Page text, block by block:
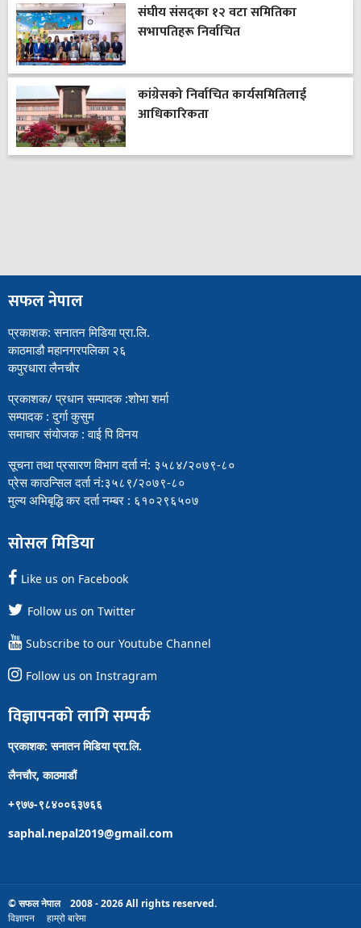
संघीय संसद्का १२ वटा समितिका
सभापतिहरू निर्वाचित
कांग्रेसको निर्वाचित कार्यसमितिलाई
आधिकारिकता
सफल नेपाल
प्रकाशक: सनातन मिडिया प्रा.लि.
काठमाडौ महानगरपलिका २६
कपुरधारा लैनचौर
प्रकाशक/ प्रधान सम्पादक :शोभा शर्मा
सम्पादक : दुर्गा कुसुम
समाचार संयोजक : वाई पि विनय
सूचना तथा प्रसारण विभाग दर्ता नं: ३५८४/२०७९-८०
प्रेस काउन्सिल दर्ता नं:३५८९/२०७९-८०
मुल्य अभिबृद्धि कर दर्ता नम्बर : ६१०२९६५०७
सोसल मिडिया
Like us on Facebook
Follow us on Twitter
Subscribe to our Youtube Channel
Follow us on Instragram
विज्ञापनको लागि सम्पर्क
प्रकाशक: सनातन मिडिया प्रा.लि.
लैनचौर, काठमाडौं
+९७७-९८४००६३७६६
saphal.nepal2019@gmail.com
© सफल नेपाल 2008 - 2026 All rights reserved.
विज्ञापन
हाम्रो बारेमा